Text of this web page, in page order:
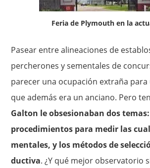
Feria de Plymouth en la
Pasear entre alineaciones de
percherones y sementales de
parecer una ocupación extraña
que además era un anciano. Pero
Galton le obsesionaban dos
procedimientos para medir las
mentales, y los métodos de
ductiva. ¿Y qué mejor observatorio